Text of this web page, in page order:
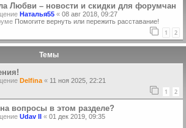
Любви – новости и скидки для форумчан
Наталья55 « 08 авг 2018, 09:27
Помогите вернуть или пережить расставание!
1 2
Темы
Delfina « 11 ноя 2025, 22:21
1 2
на вопросы в этом разделе?
Udav II « 01 дек 2019, 09:35